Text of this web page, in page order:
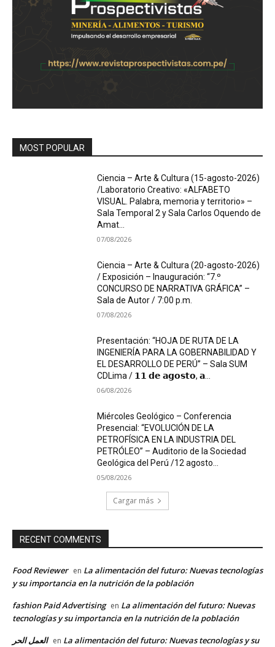
MOST POPULAR
Ciencia – Arte & Cultura (15-agosto-2026)
/Laboratorio Creativo: «ALFABETO
VISUAL. Palabra, memoria y territorio» –
Sala Temporal 2 y Sala Carlos Oquendo de
Amat...
07/08/2026
Ciencia – Arte & Cultura (20-agosto-2026)
/ Exposición – Inauguración: “7.º
CONCURSO DE NARRATIVA GRÁFICA” –
Sala de Autor / 7:00 p.m.
07/08/2026
Presentación: “HOJA DE RUTA DE LA
INGENIERÍA PARA LA GOBERNABILIDAD Y
EL DESARROLLO DE PERÚ” – Sala SUM
CDLima / 𝟭𝟭 𝗱𝗲 𝗮𝗴𝗼𝘀𝘁𝗼, 𝗮...
06/08/2026
Miércoles Geológico – Conferencia
Presencial: “EVOLUCIÓN DE LA
PETROFÍSICA EN LA INDUSTRIA DEL
PETRÓLEO” – Auditorio de la Sociedad
Geológica del Perú /12 agosto...
05/08/2026
Cargar más
RECENT COMMENTS
Food Reviewer en La alimentación del futuro: Nuevas tecnologías
y su importancia en la nutrición de la población
fashion Paid Advertising en La alimentación del futuro: Nuevas
tecnologías y su importancia en la nutrición de la población
العمل الحر en La alimentación del futuro: Nuevas tecnologías y su